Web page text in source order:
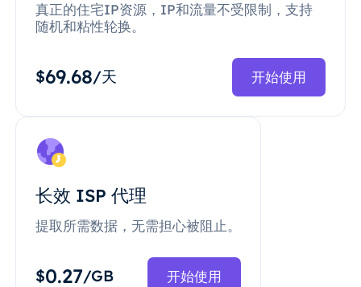
真正的住宅IP资源，IP和流量不受限制，支持
随机和粘性轮换。
$69.68/天 开始使用
长效 ISP 代理
提取所需数据，无需担心被阻止。
$0.27/GB 开始使用